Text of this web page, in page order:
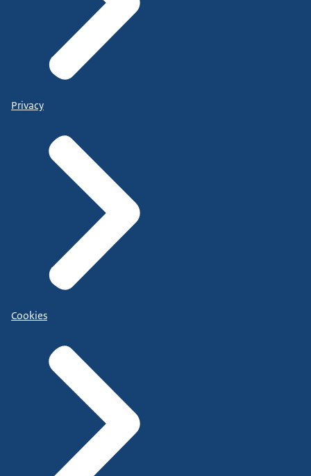
Privacy
Cookies